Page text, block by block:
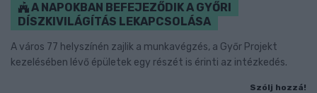
A NAPOKBAN BEFEJEZŐDIK A GYŐRI
DÍSZKIVILÁGÍTÁS LEKAPCSOLÁSA
A város 77 helyszínén zajlik a munkavégzés, a Győr Projekt
kezelésében lévő épületek egy részét is érinti az intézkedés.
Szólj hozzá!